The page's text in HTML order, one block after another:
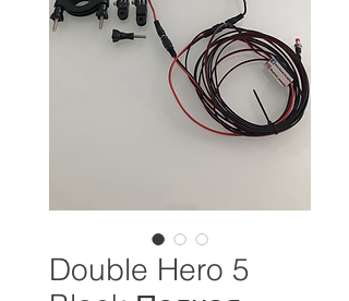
Double Hero 5